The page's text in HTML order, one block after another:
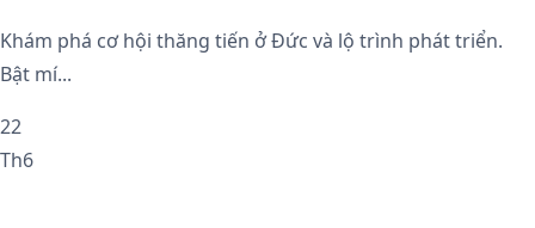
Khám phá cơ hội thăng tiến ở Đức và lộ trình phát triển.
Bật mí...
22
Th6